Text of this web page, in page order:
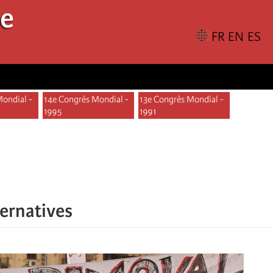
-
14e Congrès Mondial -
1995
13e Congrès Mondial -
1991